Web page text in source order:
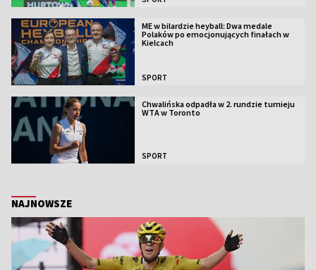
ME w bilardzie heyball: Dwa medale
Polaków po emocjonujących finałach w
Kielcach
SPORT
Chwalińska odpadła w 2. rundzie turnieju
WTA w Toronto
SPORT
NAJNOWSZE